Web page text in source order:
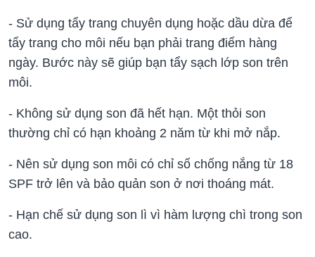
- Sử dụng tẩy trang chuyên dụng hoặc dầu dừa để
tẩy trang cho môi nếu bạn phải trang điểm hàng
ngày. Bước này sẽ giúp bạn tẩy sạch lớp son trên
môi.
- Không sử dụng son đã hết hạn. Một thỏi son
thường chỉ có hạn khoảng 2 năm từ khi mở nắp.
- Nên sử dụng son môi có chỉ số chống nắng từ 18
SPF trở lên và bảo quản son ở nơi thoáng mát.
- Hạn chế sử dụng son lì vì hàm lượng chì trong son
cao.